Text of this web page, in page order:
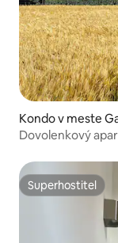
Kondo v meste
Dovolenkový
Superhostiteľ
Superhostiteľ